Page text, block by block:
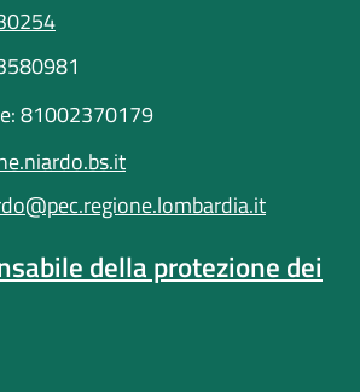
81002370179
della protezione dei